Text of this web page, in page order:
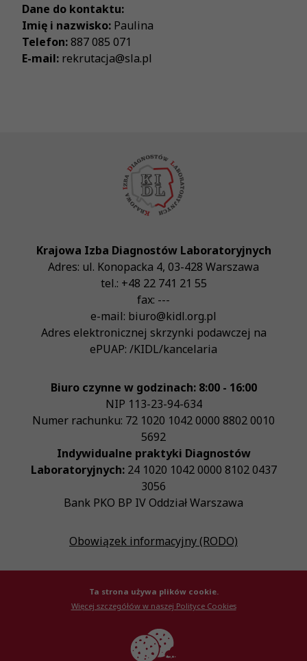
Dane do kontaktu:
Imię i nazwisko: Paulina
Telefon:887 085 071
E-mail: rekrutacja@sla.pl
Krajowa Izba Diagnostów Laboratoryjnych
Adres: ul. Konopacka 4, 03-428 Warszawa
tel.: +48 22 741 21 55
fax: ---
e-mail: biuro@kidl.org.pl
Adres elektronicznej skrzynki podawczej na
ePUAP: /KIDL/kancelaria
Biuro czynne w godzinach: 8:00 - 16:00
NIP 113-23-94-634
Numer rachunku: 72 1020 1042 0000 8802 0010
5692
Indywidualne praktyki Diagnostów
Laboratoryjnych:24 1020 1042 0000 8102 0437
3056
Bank PKO BP IV Oddział Warszawa
Obowiązek informacyjny (RODO)
© Krajowa Izba Diagnostów Laboratoryjnych 2026
Ta strona używa plików cookie.
Więcej szczegółów w naszej Polityce Cookies